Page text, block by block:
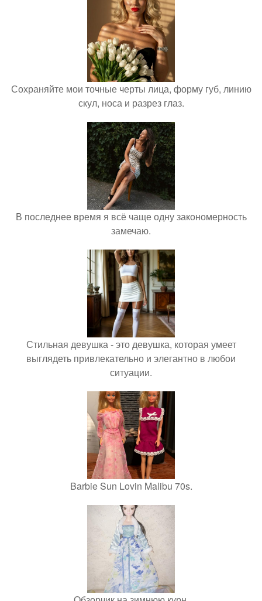
Сохраняйте мои точные черты лица, форму губ, линию
скул, носа и разрез глаз.
В последнее время я всё чаще одну закономерность
замечаю.
Стильная девушка - это девушка, которая умеет
выглядеть привлекательно и элегантно в любои
ситуации.
Barbie Sun Lovin Malibu 70s.